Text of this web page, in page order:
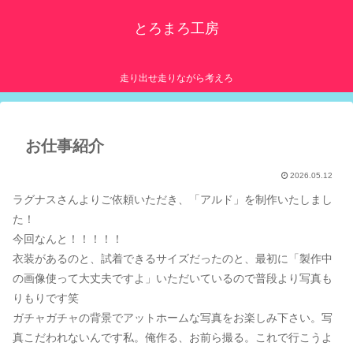
とろまろ工房
走り出せ走りながら考えろ
お仕事紹介
2026.05.12
ラグナスさんよりご依頼いただき、「アルド」を制作いたしまし
た！
今回なんと！！！！！
衣装があるのと、試着できるサイズだったのと、最初に「製作中
の画像使って大丈夫ですよ」いただいているので普段より写真も
りもりです笑
ガチャガチャの背景でアットホームな写真をお楽しみ下さい。写
真こだわれないんです私。俺作る、お前ら撮る。これで行こうよ